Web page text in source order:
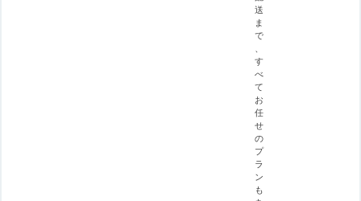
送
ま
で
、
す
べ
て
お
任
せ
の
プ
ラ
ン
も